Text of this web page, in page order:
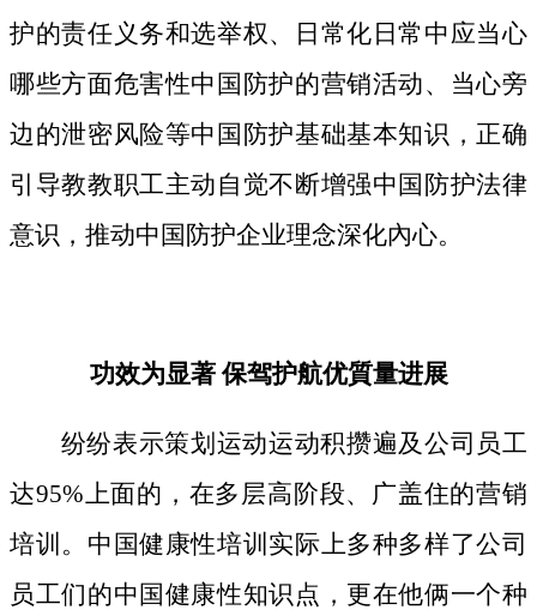
护的责任义务和选举权、日常化日常中应当心
哪些方面危害性中国防护的营销活动、当心旁
边的泄密风险等中国防护基础基本知识，正确
引导教教职工主动自觉不断增强中国防护法律
意识，推动中国防护企业理念深化內心。
功效为显著 保驾护航优質量进展
纷纷表示策划运动运动积攒遍及公司员工
达95%上面的，在多层高阶段、广盖住的营销
培训。中国健康性培训实际上多种多样了公司
员工们的中国健康性知识点，更在他俩一个种